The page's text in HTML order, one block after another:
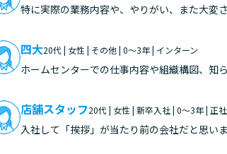
特に実際の業務内容や、やりがい、また大変
四大20代 | 女性 | その他 | 0～3年 | インターン
ホームセンターでの仕事内容や組織構図、知
店舗スタッフ20代 | 女性 | 新卒入社 | 0～3年 | 正
入社して「挨拶」が当たり前の会社だと思い